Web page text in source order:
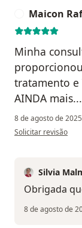
Maicon
Minha
tratamento e
AINDA mais...
8 de agosto de 2025
na opinião do
Solicitar revisão
Silvia
Obrigada
8 de agosto de